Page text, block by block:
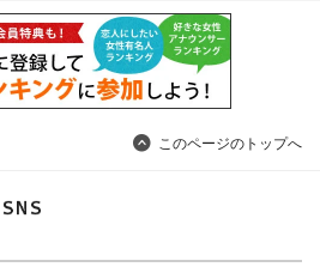
このページのトップへ